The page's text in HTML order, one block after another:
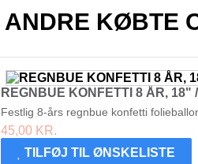
ANDRE KØBTE
REGNBUE KONFETTI 8 ÅR, 18"
Festlig 8-års regnbue konfetti
45,00 KR.
TILFØJ TIL ØNSKELISTE